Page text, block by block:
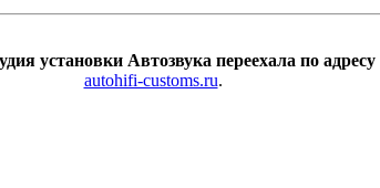
установки Автозвука переехала по адресу
autohifi-customs.ru.